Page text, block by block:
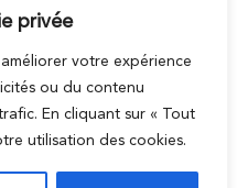
privée
votre expérience
ou du contenu
En cliquant sur « Tout
utilisation des cookies.